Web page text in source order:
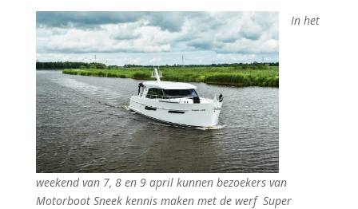
In het
weekend van 7, 8 en 9 april kunnen bezoekers van
Motorboot Sneek kennis maken met de werf Super